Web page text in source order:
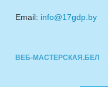
Email: info@17gdp.by
ВЕБ-МАСТЕРСКАЯ.БЕЛ